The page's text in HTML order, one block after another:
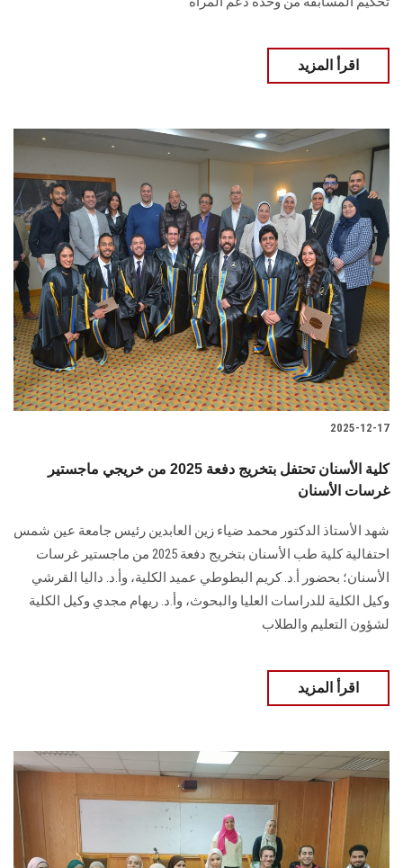
اقرأ المزيد
2025-12-17
كلية الأسنان تحتفل بتخريج دفعة 2025 من خريجي ماجستير
غرسات الأسنان
شهد الأستاذ الدكتور محمد ضياء زين العابدين رئيس جامعة عين شمس
احتفالية كلية طب الأسنان بتخريج دفعة 2025 من ماجستير غرسات
الأسنان؛ بحضور أ.د. كريم البطوطي عميد الكلية، وأ.د. داليا القرشي
وكيل الكلية للدراسات العليا والبحوث، وأ.د. ريهام مجدي وكيل الكلية
لشؤون التعليم والطلاب
اقرأ المزيد